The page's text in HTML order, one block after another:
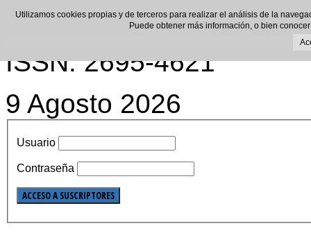
ISSN: 2695-4621
9 Agosto 2026
Usuario
Contraseña
Utilizamos cookies propias y de terceros para realizar el análisis de la
Puede obtener más información, o bien